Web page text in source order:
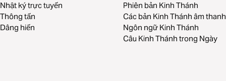
Nhật ký trực tuyến
Thông tấn
Dâng hiến
Phiên bản Kinh Thánh
Các bản Kinh Thánh âm thanh
Ngôn ngữ Kinh Thánh
Câu Kinh Thánh trong Ngày